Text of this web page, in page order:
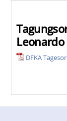
Leonardo
DFKA